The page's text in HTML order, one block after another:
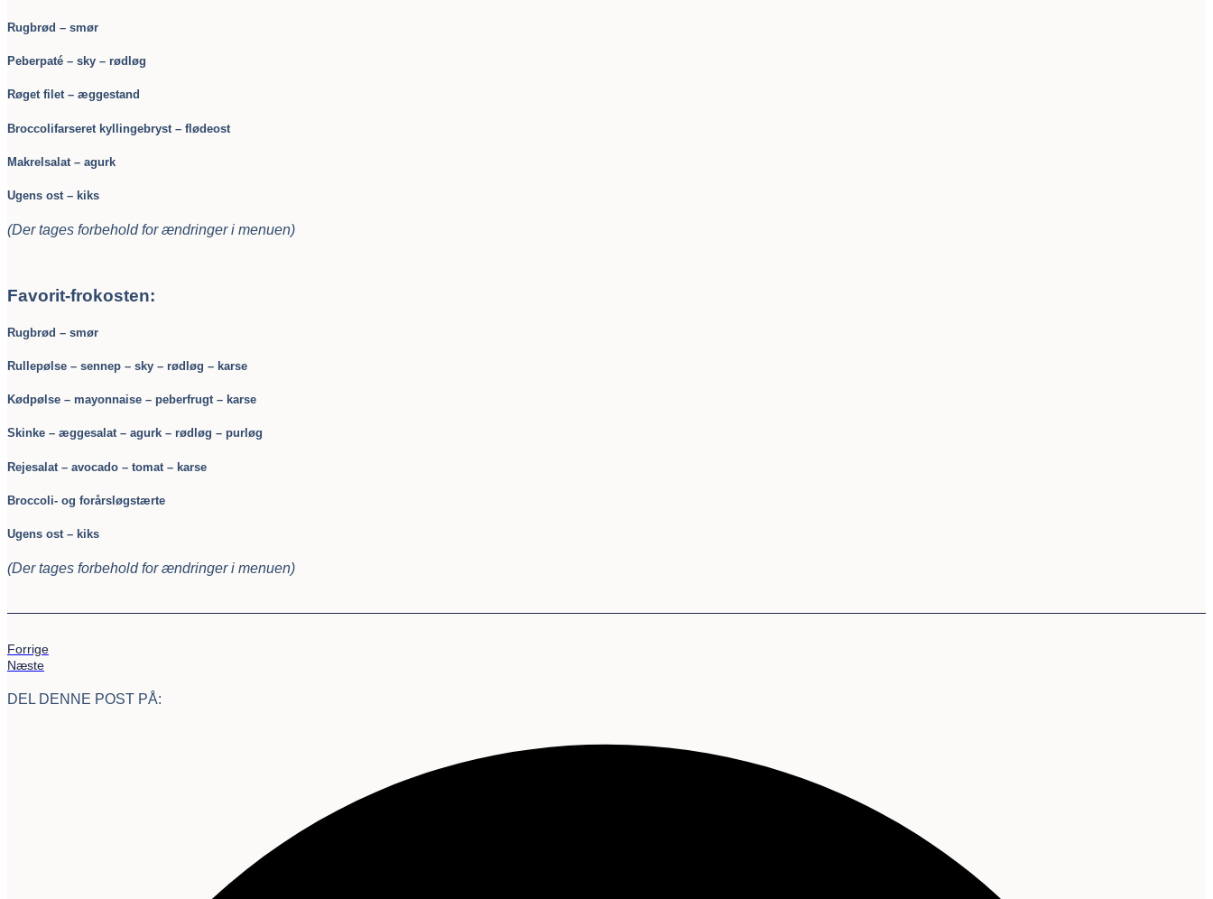
Rugbrød – smør
Peberpaté – sky – rødløg
Røget filet – æggestand
Broccolifarseret kyllingebryst – flødeost
Makrelsalat – agurk
Ugens ost – kiks
(Der tages forbehold for ændringer i menuen)
Favorit-frokosten:
Rugbrød – smør
Rullepølse – sennep – sky – rødløg – karse
Kødpølse – mayonnaise – peberfrugt – karse
Skinke – æggesalat – agurk – rødløg – purløg
Rejesalat – avocado – tomat – karse
Broccoli- og forårsløgstærte
Ugens ost – kiks
(Der tages forbehold for ændringer i menuen)
Forrige
Næste
DEL DENNE POST PÅ: